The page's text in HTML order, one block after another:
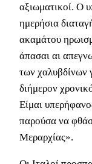
αξιωματικοί. Ο
ημερήσια
ακαμάτου
άπασαι αι
των χαλυβδίνων
διήμερον
Είμαι
παρούσα να
Μεραρχίας».